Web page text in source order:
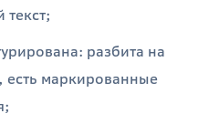
текст;
разбита на
маркированные